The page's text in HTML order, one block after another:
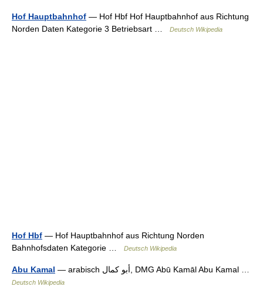
Hof Hauptbahnhof — Hof Hbf Hof Hauptbahnhof aus Richtung
Norden Daten Kategorie 3 Betriebsart …
Deutsch Wikipedia
Hof Hbf — Hof Hauptbahnhof aus Richtung Norden
Bahnhofsdaten Kategorie …
Deutsch Wikipedia
Abu Kamal — arabisch ‏أبو كمال‎, DMG Abū Kamāl Abu Kamal …
Deutsch Wikipedia